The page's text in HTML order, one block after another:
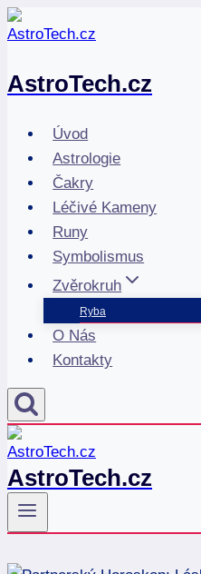
Přeskočit
na
AstroTech.cz
Úvod
Astrologie
Čakry
Léčivé Kameny
Runy
Symbolismus
Zvěrokruh
Ryba
O Nás
Kontakty
AstroTech.cz